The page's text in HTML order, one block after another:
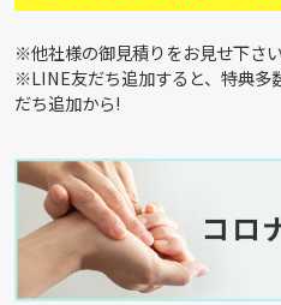
※他社様の御見積りをお見せ下さ
※LINE友だち追加すると、特典多
だち追加から!